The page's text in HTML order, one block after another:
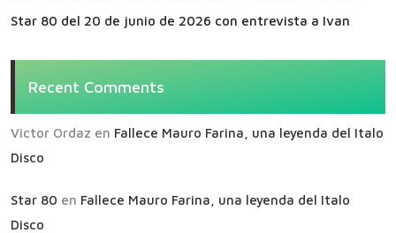
Star 80 del 20 de junio de 2026 con entrevista a Ivan
Recent Comments
Victor Ordaz en Fallece Mauro Farina, una leyenda del Italo
Disco
Star 80 en Fallece Mauro Farina, una leyenda del Italo
Disco